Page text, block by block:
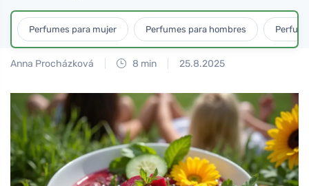
Perfumes para mujer Perfumes para hombres
Anna Procházková 8 min 25.8.2025